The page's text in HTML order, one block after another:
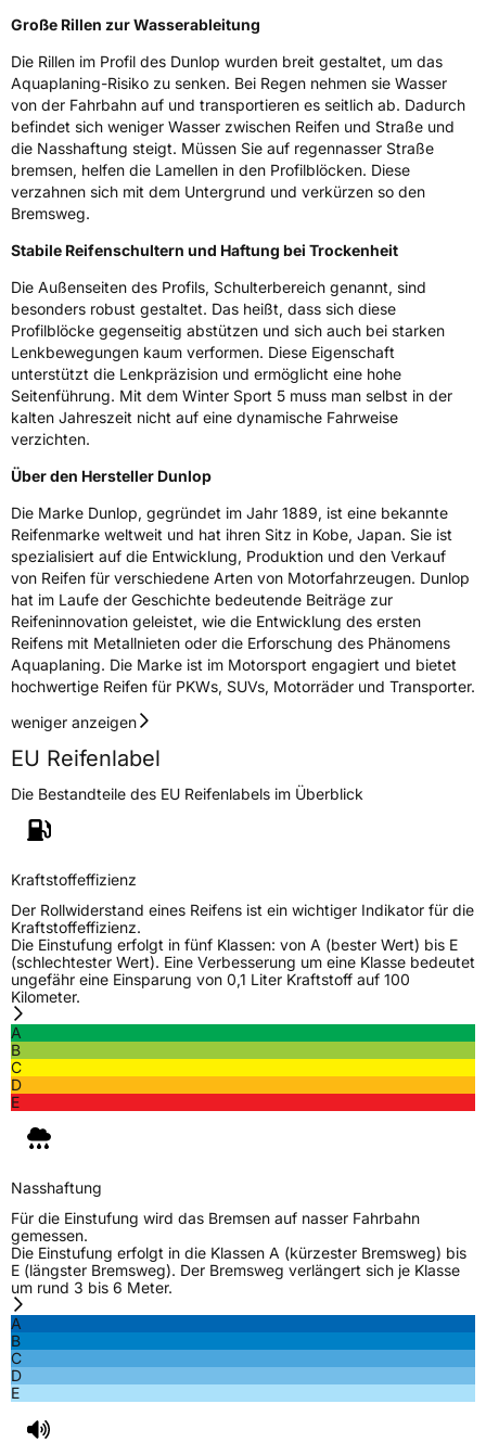
Große Rillen zur Wasserableitung
Die Rillen im Profil des Dunlop wurden breit gestaltet, um das
Aquaplaning-Risiko zu senken. Bei Regen nehmen sie Wasser
von der Fahrbahn auf und transportieren es seitlich ab. Dadurch
befindet sich weniger Wasser zwischen Reifen und Straße und
die Nasshaftung steigt. Müssen Sie auf regennasser Straße
bremsen, helfen die Lamellen in den Profilblöcken. Diese
verzahnen sich mit dem Untergrund und verkürzen so den
Bremsweg.
Stabile Reifenschultern und Haftung bei Trockenheit
Die Außenseiten des Profils, Schulterbereich genannt, sind
besonders robust gestaltet. Das heißt, dass sich diese
Profilblöcke gegenseitig abstützen und sich auch bei starken
Lenkbewegungen kaum verformen. Diese Eigenschaft
unterstützt die Lenkpräzision und ermöglicht eine hohe
Seitenführung. Mit dem Winter Sport 5 muss man selbst in der
kalten Jahreszeit nicht auf eine dynamische Fahrweise
verzichten.
Über den Hersteller Dunlop
Die Marke Dunlop, gegründet im Jahr 1889, ist eine bekannte
Reifenmarke weltweit und hat ihren Sitz in Kobe, Japan. Sie ist
spezialisiert auf die Entwicklung, Produktion und den Verkauf
von Reifen für verschiedene Arten von Motorfahrzeugen. Dunlop
hat im Laufe der Geschichte bedeutende Beiträge zur
Reifeninnovation geleistet, wie die Entwicklung des ersten
Reifens mit Metallnieten oder die Erforschung des Phänomens
Aquaplaning. Die Marke ist im Motorsport engagiert und bietet
hochwertige Reifen für PKWs, SUVs, Motorräder und Transporter.
weniger anzeigen
EU Reifenlabel
Die Bestandteile des EU Reifenlabels im Überblick
Kraftstoffeffizienz
Der Rollwiderstand eines Reifens ist ein wichtiger Indikator für die
Kraftstoffeffizienz.
Die Einstufung erfolgt in fünf Klassen: von A (bester Wert) bis E
(schlechtester Wert). Eine Verbesserung um eine Klasse bedeutet
ungefähr eine Einsparung von 0,1 Liter Kraftstoff auf 100
Kilometer.
A
B
C
D
E
Nasshaftung
Für die Einstufung wird das Bremsen auf nasser Fahrbahn
gemessen.
Die Einstufung erfolgt in die Klassen A (kürzester Bremsweg) bis
E (längster Bremsweg). Der Bremsweg verlängert sich je Klasse
um rund 3 bis 6 Meter.
A
B
C
D
E